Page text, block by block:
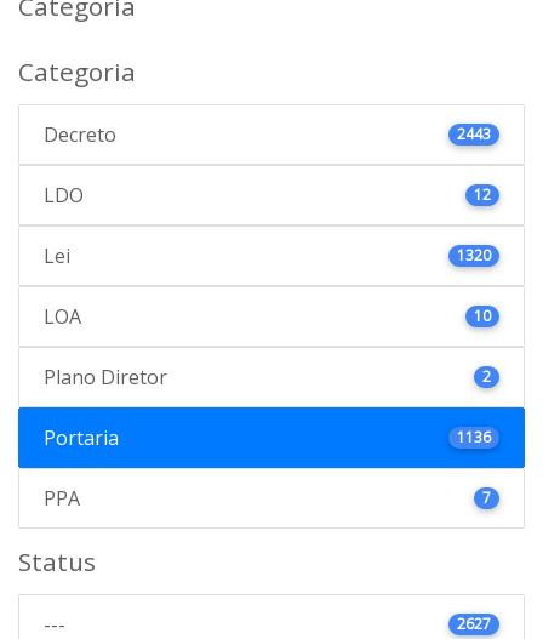
Categoria
Decreto 2443
LDO 12
Lei 1320
LOA 10
Plano Diretor 2
Portaria 1136
PPA 7
Status
--- 2627